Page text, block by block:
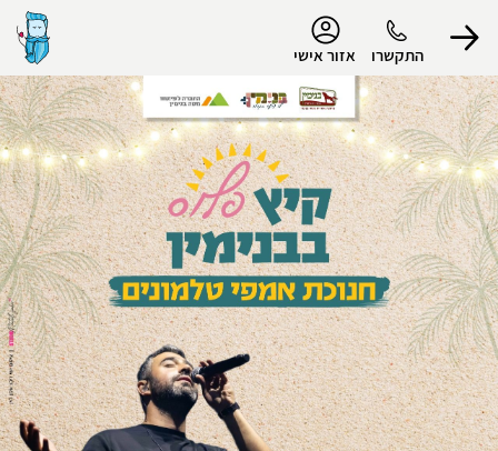
התקשרו אזור אישי
הפרופיל שלי
התנתק